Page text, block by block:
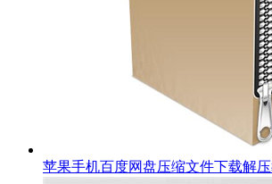
苹果手机百度网盘压缩文件下载解